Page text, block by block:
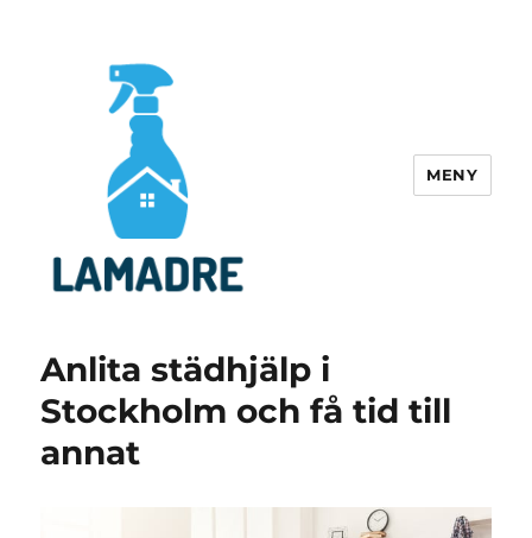
MENY
Anlita städhjälp i
Stockholm och få tid till
annat